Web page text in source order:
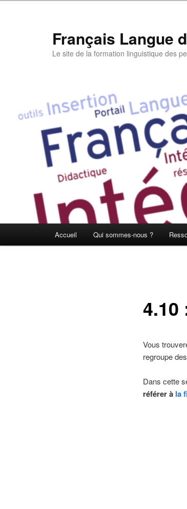
Français Langue
Le site de la formation linguistique des
Accueil Qui sommes-nous ?
4.10
Vous
regroupe
Dans cette
référer à la